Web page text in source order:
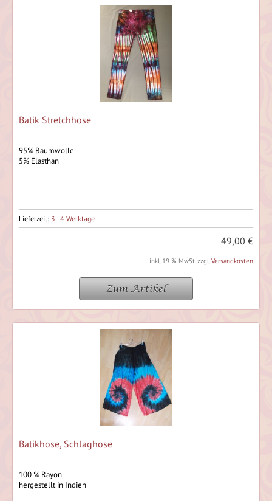
Batik Stretchhose
95% Baumwolle
5% Elasthan
Lieferzeit: 3 - 4 Werktage
49,00 €
inkl. 19 % MwSt. zzgl.Versandkosten
Zum Artikel
Batikhose, Schlaghose
100 % Rayon
hergestellt in Indien